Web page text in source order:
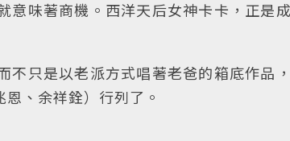
意味著商機。西洋天后女神卡卡，正是
不只是以老派方式唱著老爸的箱底作品
、余祥銓）行列了。